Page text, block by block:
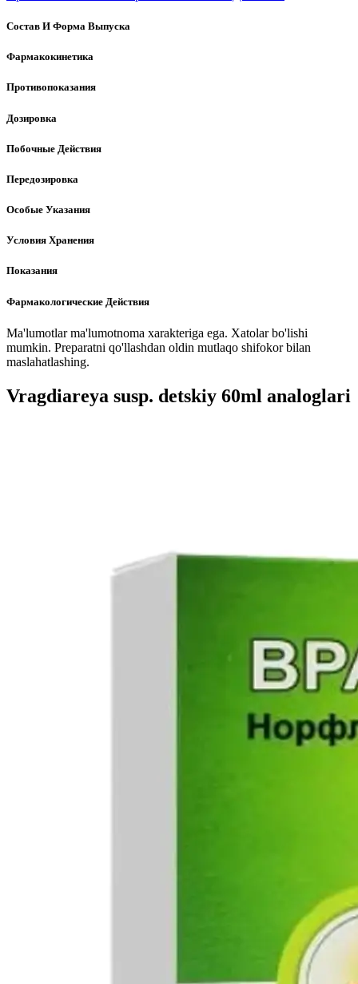
Состав И Форма Выпуска
Фармакокинетика
Противопоказания
Дозировка
Побочные Действия
Передозировка
Особые Указания
Условия Хранения
Показания
Фармакологические Действия
Ma'lumotlar ma'lumotnoma xarakteriga ega. Xatolar bo'lishi
mumkin. Preparatni qo'llashdan oldin mutlaqo shifokor bilan
maslahatlashing.
Vragdiareya susp. detskiy 60ml analoglari